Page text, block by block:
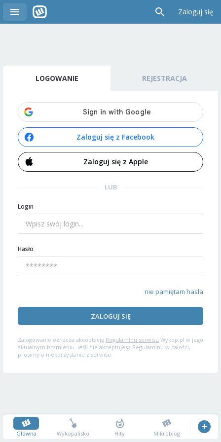
Zaloguj się
LOGOWANIE REJESTRACJA
Zaloguj się z Facebook
Zaloguj się z Apple
LUB
Login
Hasło
nie pamiętam hasła
ZALOGUJ SIĘ
Zalogowanie oznacza akceptację Regulaminu serwisu Wykop.pl w jego
aktualnym brzmieniu. Jeśli nie akceptujesz Regulaminu w całości,
prosimy o niekorzystanie z serwisu.
Główna Wykopalisko Hity Mikroblog